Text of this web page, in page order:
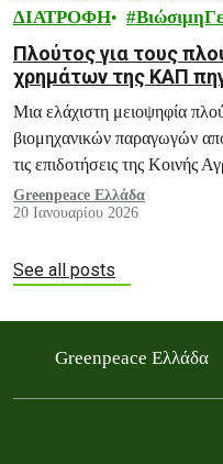
ΔΙΑΤΡΟΦΗ
Πλούτος για τους
χρημάτων της ΚΑΠ
παραληπτών
Μια ελάχιστη μειοψηφία
βιομηχανικών παραγωγών
τις επιδοτήσεις της Κοινής
Greenpeace Ελλάδα
20 Ιανουαρίου 2026
See all posts
Greenpeace Ελλάδα